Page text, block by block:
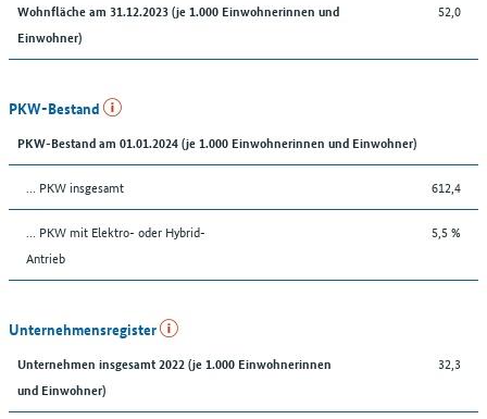
Wohnfläche am 31.12.2023 (je 1.000 Einwohnerinnen und
Einwohner)
52,0
PKW-Bestand
PKW-Bestand am 01.01.2024 (je 1.000 Einwohnerinnen und Einwohner)
… PKW insgesamt 612,4
… PKW mit Elektro- oder Hybrid-
Antrieb
5,5 %
Unternehmensregister
Unternehmen insgesamt 2022 (je 1.000 Einwohnerinnen
und Einwohner)
32,3